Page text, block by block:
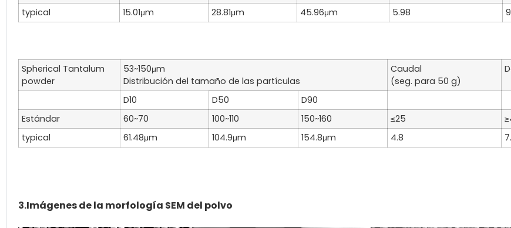
typical
15.01μm 28.81μm 45.96μm 5.98
Spherical Tantalum
powder
53~150μm
Distribución del tamaño de las partículas
Caudal
(seg. para 50 g)
D10 D50
D90
Estándar
60~70 100~110 150~160 ≤25
typical
61.48μm 104.9μm 154.8μm 4.8
3.Imágenes de la morfología SEM del polvo